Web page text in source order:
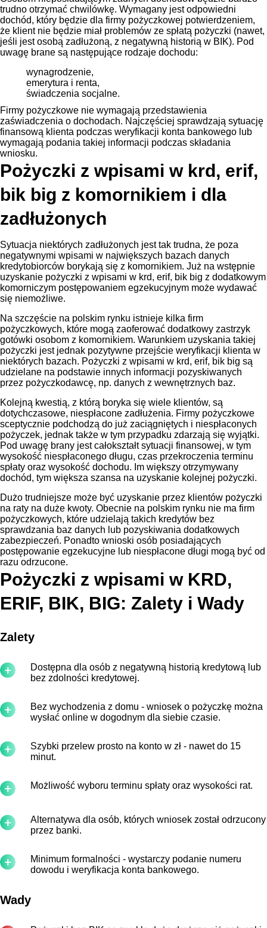
trudno otrzymać chwilówkę. Wymagany jest odpowiedni
dochód, który będzie dla firmy pożyczkowej potwierdzeniem,
że klient nie będzie miał problemów ze spłatą pożyczki (nawet,
jeśli jest osobą zadłużoną, z negatywną historią w BIK). Pod
uwagę brane są następujące rodzaje dochodu:
wynagrodzenie,
emerytura i renta,
świadczenia socjalne.
Firmy pożyczkowe nie wymagają przedstawienia
zaświadczenia o dochodach. Najczęściej sprawdzają sytuację
finansową klienta podczas weryfikacji konta bankowego lub
wymagają podania takiej informacji podczas składania
wniosku.
Pożyczki z wpisami w krd, erif,
bik big z komornikiem i dla
zadłużonych
Sytuacja niektórych zadłużonych jest tak trudna, że poza
negatywnymi wpisami w największych bazach danych
kredytobiorców borykają się z komornikiem. Już na wstępnie
uzyskanie pożyczki z wpisami w krd, erif, bik big z dodatkowym
komorniczym postępowaniem egzekucyjnym może wydawać
się niemożliwe.
Na szczęście na polskim rynku istnieje kilka firm
pożyczkowych, które mogą zaoferować dodatkowy zastrzyk
gotówki osobom z komornikiem. Warunkiem uzyskania takiej
pożyczki jest jednak pozytywne przejście weryfikacji klienta w
niektórych bazach. Pożyczki z wpisami w krd, erif, bik big są
udzielane na podstawie innych informacji pozyskiwanych
przez pożyczkodawcę, np. danych z wewnętrznych baz.
Kolejną kwestią, z którą boryka się wiele klientów, są
dotychczasowe, niespłacone zadłużenia. Firmy pożyczkowe
sceptycznie podchodzą do już zaciągniętych i niespłaconych
pożyczek, jednak także w tym przypadku zdarzają się wyjątki.
Pod uwagę brany jest całokształt sytuacji finansowej, w tym
wysokość niespłaconego długu, czas przekroczenia terminu
spłaty oraz wysokość dochodu. Im większy otrzymywany
dochód, tym większa szansa na uzyskanie kolejnej pożyczki.
Dużo trudniejsze może być uzyskanie przez klientów pożyczki
na raty na duże kwoty. Obecnie na polskim rynku nie ma firm
pożyczkowych, które udzielają takich kredytów bez
sprawdzania baz danych lub pozyskiwania dodatkowych
zabezpieczeń. Ponadto wnioski osób posiadających
postępowanie egzekucyjne lub niespłacone długi mogą być od
razu odrzucone.
Pożyczki z wpisami w KRD,
ERIF, BIK, BIG: Zalety i Wady
Zalety
Dostępna dla osób z negatywną historią kredytową lub
bez zdolności kredytowej.
Bez wychodzenia z domu - wniosek o pożyczkę można
wysłać online w dogodnym dla siebie czasie.
Szybki przelew prosto na konto w zł - nawet do 15
minut.
Możliwość wyboru terminu spłaty oraz wysokości rat.
Alternatywa dla osób, których wniosek został odrzucony
przez banki.
Minimum formalności - wystarczy podanie numeru
dowodu i weryfikacja konta bankowego.
Wady